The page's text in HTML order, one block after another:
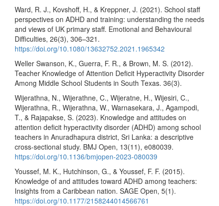
Ward, R. J., Kovshoff, H., & Kreppner, J. (2021). School staff
perspectives on ADHD and training: understanding the needs
and views of UK primary staff. Emotional and Behavioural
Difficulties, 26(3), 306–321.
https://doi.org/10.1080/13632752.2021.1965342
Weller Swanson, K., Guerra, F. R., & Brown, M. S. (2012).
Teacher Knowledge of Attention Deficit Hyperactivity Disorder
Among Middle School Students in South Texas. 36(3).
Wijerathna, N., Wijerathne, C., Wijeratne, H., Wijesiri, C.,
Wijerathna, R., Wijerathna, W., Warnasekara, J., Agampodi,
T., & Rajapakse, S. (2023). Knowledge and attitudes on
attention deficit hyperactivity disorder (ADHD) among school
teachers in Anuradhapura district, Sri Lanka: a descriptive
cross-sectional study. BMJ Open, 13(11), e080039.
https://doi.org/10.1136/bmjopen-2023-080039
Youssef, M. K., Hutchinson, G., & Youssef, F. F. (2015).
Knowledge of and attitudes toward ADHD among teachers:
Insights from a Caribbean nation. SAGE Open, 5(1).
https://doi.org/10.1177/2158244014566761